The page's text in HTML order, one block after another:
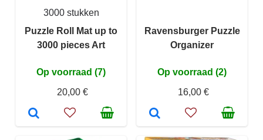
3000 stukken
Puzzle Roll Mat up to
3000 pieces Art
Op voorraad (7)
20,00 €
Ravensburger Puzzle
Organizer
Op voorraad (2)
16,00 €